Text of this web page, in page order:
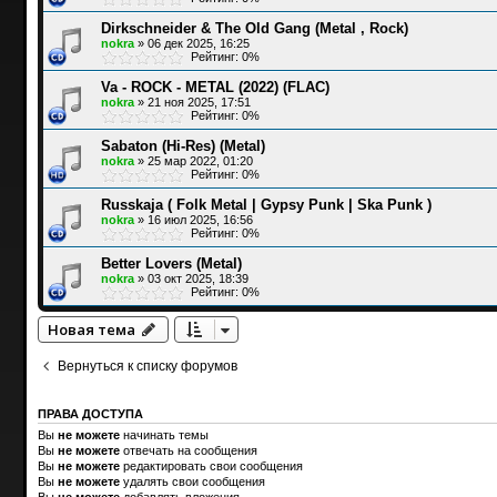
Dirkschneider & The Old Gang (Metal , Rock)
nokra» 06 дек 2025, 16:25
Рейтинг: 0%
Va - ROCK - METAL (2022) (FLAC)
nokra» 21 ноя 2025, 17:51
Рейтинг: 0%
Sabaton (Hi-Res) (Metal)
nokra» 25 мар 2022, 01:20
Рейтинг: 0%
Russkaja ( Folk Metal | Gypsy Punk | Ska Punk )
nokra» 16 июл 2025, 16:56
Рейтинг: 0%
Better Lovers (Metal)
nokra» 03 окт 2025, 18:39
Рейтинг: 0%
Новая тема
Вернуться к списку форумов
ПРАВА ДОСТУПА
Вы не можетеначинать темы
Вы не можетеотвечать на сообщения
Вы не можетередактировать свои сообщения
Вы не можетеудалять свои сообщения